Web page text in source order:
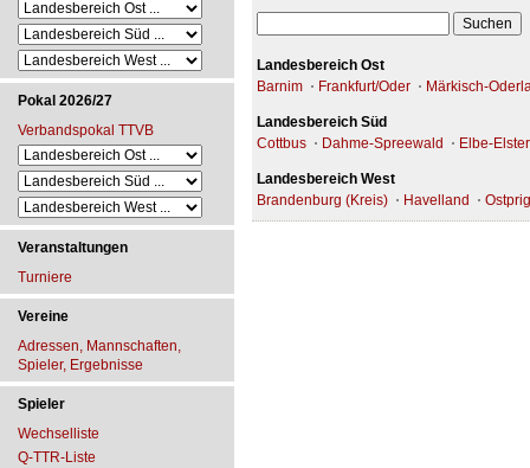
Pokal 2026/27
Verbandspokal TTVB
Veranstaltungen
Turniere
Vereine
Adressen, Mannschaften,
Spieler, Ergebnisse
Spieler
Wechselliste
Q-TTR-Liste
Landesbereich Ost
Barnim
Frankfurt/Oder Märkisch-
Landesbereich Süd
Cottbus
Dahme-Spreewald Elbe-Elster
Landesbereich West
Brandenburg (Kreis)
Havelland